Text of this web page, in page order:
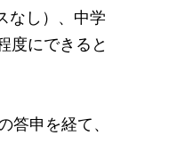
なし）、中学
度にできると
申を経て、